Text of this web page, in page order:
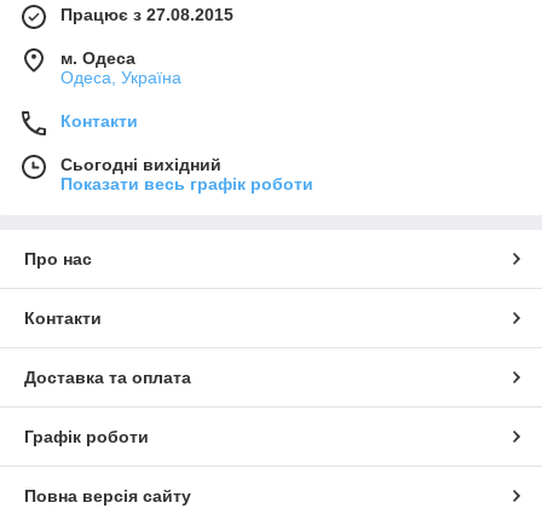
Працює з 27.08.2015
м. Одеса
Одеса, Україна
Контакти
Сьогодні вихідний
Показати весь графік роботи
Про нас
Контакти
Доставка та оплата
Графік роботи
Повна версія сайту